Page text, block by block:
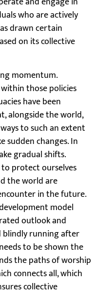
who are actively
drawn certain
on its collective
momentum.
those policies
have been
alongside the world,
to such an extent
sudden changes. In
gradual shifts.
protect ourselves
the world are
in the future.
model
outlook and
running after
to be shown the
the paths of worship
connects all, which
collective